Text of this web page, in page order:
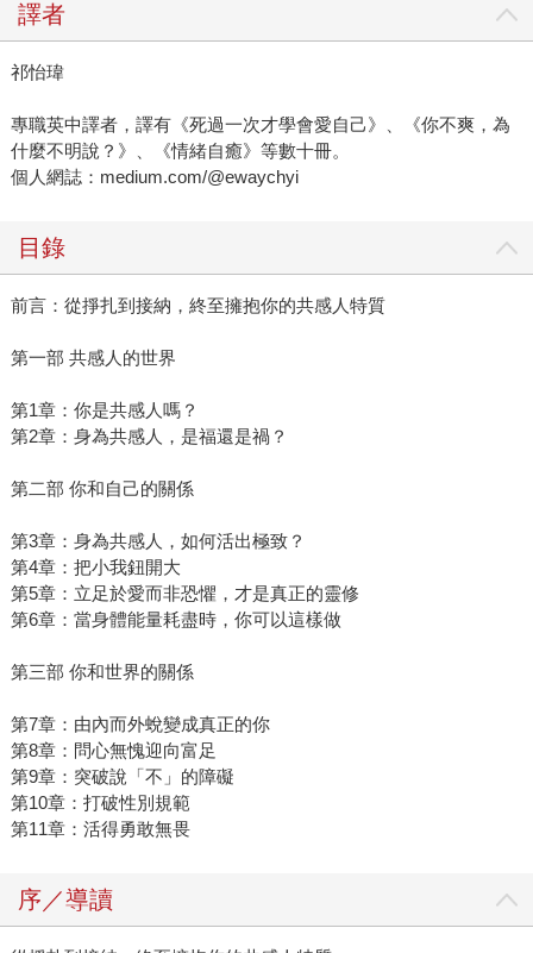
譯者
祁怡瑋
專職英中譯者，譯有《死過一次才學會愛自己》、《你不爽，為
什麼不明說？》、《情緒自癒》等數十冊。
個人網誌：medium.com/@ewaychyi
目錄
前言：從掙扎到接納，終至擁抱你的共感人特質
第一部 共感人的世界
第1章：你是共感人嗎？
第2章：身為共感人，是福還是禍？
第二部 你和自己的關係
第3章：身為共感人，如何活出極致？
第4章：把小我鈕開大
第5章：立足於愛而非恐懼，才是真正的靈修
第6章：當身體能量耗盡時，你可以這樣做
第三部 你和世界的關係
第7章：由內而外蛻變成真正的你
第8章：問心無愧迎向富足
第9章：突破說「不」的障礙
第10章：打破性別規範
第11章：活得勇敢無畏
序／導讀